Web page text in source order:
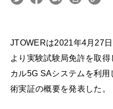
JTOWERは2021年4月27
より実験試験局免許を取
カル5G SAシステムを利
術実証の概要を発表した。